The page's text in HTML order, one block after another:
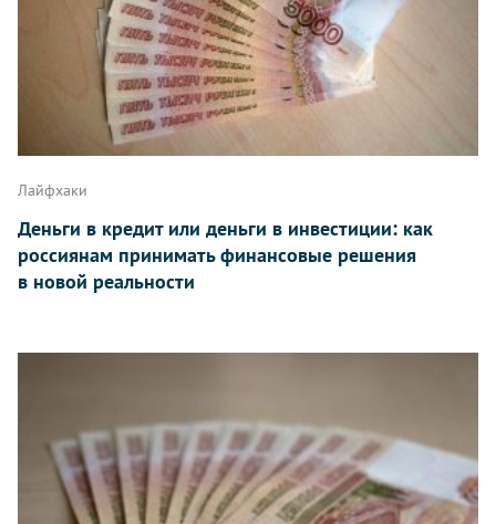
Лайфхаки
Деньги в кредит или деньги в инвестиции: как
россиянам принимать финансовые решения
в новой реальности